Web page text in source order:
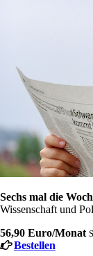
Sechs mal die
Wissenschaft und
56,90 Euro/Monat
Bestellen